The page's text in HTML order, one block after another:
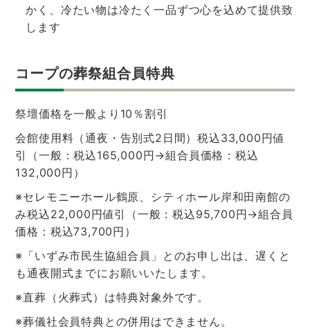
かく、冷たい物は冷たく一品ずつ心を込めて提供致
します
コープの葬祭組合員特典
祭壇価格を一般より10％割引
会館使用料（通夜・告別式2日間）税込33,000円値
引（一般：税込165,000円→組合員価格：税込
132,000円）
※セレモニーホール鶴原、シティホール岸和田南館の
み税込22,000円値引（一般：税込95,700円→組合員
価格：税込73,700円）
※「いずみ市民生協組合員」とのお申し出は、遅くと
も通夜開式までにお願いいたします。
※直葬（火葬式）は特典対象外です。
※葬儀社会員特典との併用はできません。